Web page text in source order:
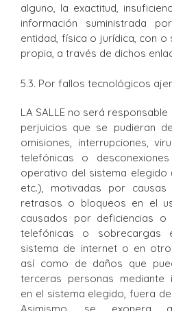
alguno, la exactitud,
información suministrada
entidad, física o jurídica, con o
propia, a través de dichos
5.3. Por fallos tecnológicos
LA SALLE no será
perjuicios que se pudieran
omisiones, interrupciones,
telefónicas o
operativo del sistema elegido
etc.), motivadas por
retrasos o bloqueos en el
causados por deficiencias o
telefónicas o
sistema de internet o en
así como de daños que
terceras personas mediante
en el sistema elegido, fuera